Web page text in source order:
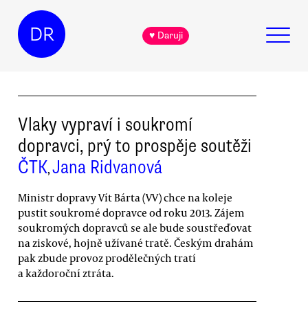
DR ♥ Daruji
Vlaky vypraví i soukromí
dopravci, prý to prospěje soutěži
ČTK,Jana Ridvanová
Ministr dopravy Vít Bárta (VV) chce na koleje
pustit soukromé dopravce od roku 2013. Zájem
soukromých dopravců se ale bude soustřeďovat
na ziskové, hojně užívané tratě. Českým drahám
pak zbude provoz prodělečných tratí
a každoroční ztráta.